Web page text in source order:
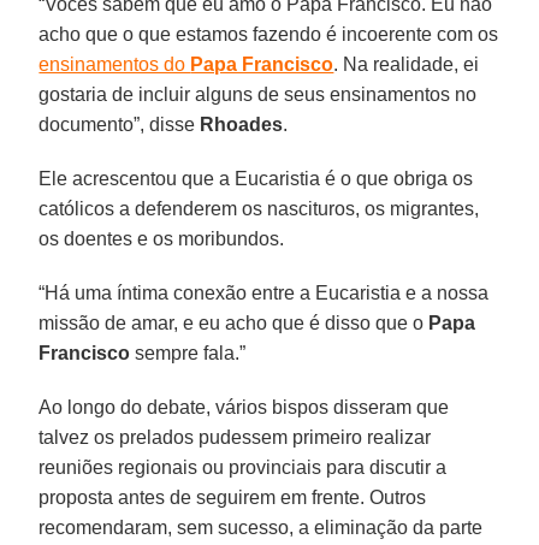
acho que o que estamos fazendo é incoerente com os
ensinamentos do Papa Francisco. Na realidade, ei
gostaria de incluir alguns de seus ensinamentos no
documento”, disse Rhoades.
Ele acrescentou que a Eucaristia é o que obriga os
católicos a defenderem os nascituros, os migrantes,
os doentes e os moribundos.
“Há uma íntima conexão entre a Eucaristia e a nossa
missão de amar, e eu acho que é disso que o Papa
Francisco sempre fala.”
Ao longo do debate, vários bispos disseram que
talvez os prelados pudessem primeiro realizar
reuniões regionais ou provinciais para discutir a
proposta antes de seguirem em frente. Outros
recomendaram, sem sucesso, a eliminação da parte